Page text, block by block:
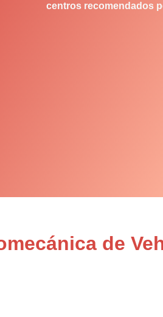
centros recomendados
de